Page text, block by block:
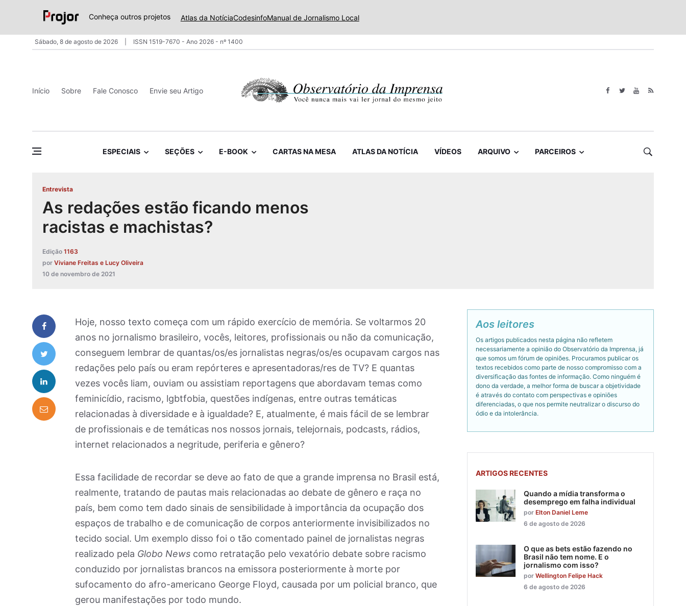
Conheça outros projetos Atlas da NotíciaCodesinfoManual de Jornalismo Local
Sábado, 8 de agosto de 2026 ISSN 1519-7670 - Ano 2026 - nº 1400
Início Sobre Fale Conosco Envie seu Artigo
ESPECIAIS SEÇÕES E-BOOK CARTAS NA MESA ATLAS DA NOTÍCIA VÍDEOS ARQUIVO PARCEIROS
Entrevista
As redações estão ficando menos
racistas e machistas?
Edição 1163
por Viviane Freitas e Lucy Oliveira
10 de novembro de 2021
Hoje, nosso texto começa com um rápido exercício de memória. Se voltarmos 20
anos no jornalismo brasileiro, vocês, leitores, profissionais ou não da comunicação,
conseguem lembrar de quantas/os/es jornalistas negras/os/es ocupavam cargos nas
redações pelo país ou eram repórteres e apresentadoras/res de TV? E quantas
vezes vocês liam, ouviam ou assistiam reportagens que abordavam temas como
feminicídio, racismo, lgbtfobia, questões indígenas, entre outras temáticas
relacionadas à diversidade e à igualdade? E, atualmente, é mais fácil de se lembrar
de profissionais e de temáticas nos nossos jornais, telejornais, podcasts, rádios,
internet relacionados a negritude, periferia e gênero?
Essa facilidade de recordar se deve ao fato de que a grande imprensa no Brasil está,
realmente, tratando de pautas mais relacionadas ao debate de gênero e raça no
país, bem como tem dado sinais de sensibilidade à importância da ocupação dos
espaços de trabalho e de comunicação de corpos anteriormente invisibilizados no
tecido social. Um exemplo disso foi o tão comentado painel de jornalistas negras
realizado pela Globo News como retratação pelo vexatório debate sobre racismo
conduzido por jornalistas brancos na emissora posteriormente à morte por
sufocamento do afro-americano George Floyd, causada por um policial branco, que
gerou manifestações por todo mundo.
Aos leitores
Os artigos publicados nesta página não refletem
necessariamente a opinião do Observatório da Imprensa, já
que somos um fórum de opiniões. Procuramos publicar os
textos recebidos como parte de nosso compromisso com a
diversificação das fontes de informação. Como ninguém é
dono da verdade, a melhor forma de buscar a objetividade
é através do contato com perspectivas e opiniões
diferenciadas, o que nos permite neutralizar o discurso do
ódio e da intolerância.
ARTIGOS RECENTES
Quando a mídia transforma o
desemprego em falha individual
por Elton Daniel Leme
6 de agosto de 2026
O que as bets estão fazendo no
Brasil não tem nome. E o
jornalismo com isso?
por Wellington Felipe Hack
6 de agosto de 2026